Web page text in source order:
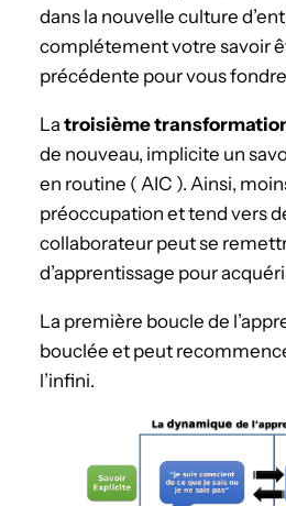
dans la nouvelle culture
complétement votre savoir
précédente pour vous
La troisième
de nouveau, implicite un
en routine ( AIC ). Ainsi,
préoccupation et tend vers
collaborateur peut se
d’apprentissage pour
La première boucle de
bouclée et peut
l’infini.